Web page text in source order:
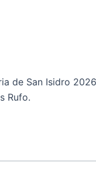
de San Isidro 2026
Rufo.